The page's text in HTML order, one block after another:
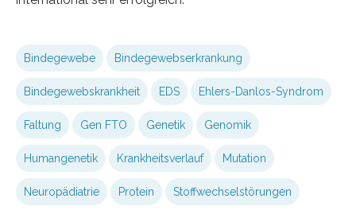
Bindegewebe Bindegewebserkrankung
Bindegewebskrankheit EDS Ehlers-Danlos-Syndrom
Faltung Gen FTO Genetik Genomik
Humangenetik Krankheitsverlauf Mutation
Neuropädiatrie Protein Stoffwechselstörungen